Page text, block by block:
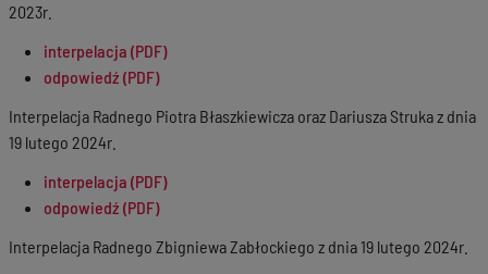
2023r.
interpelacja (PDF)
odpowiedź (PDF)
Interpelacja Radnego Piotra Błaszkiewicza oraz Dariusza Struka z dnia
19 lutego 2024r.
interpelacja (PDF)
odpowiedź (PDF)
Interpelacja Radnego Zbigniewa Zabłockiego z dnia 19 lutego 2024r.